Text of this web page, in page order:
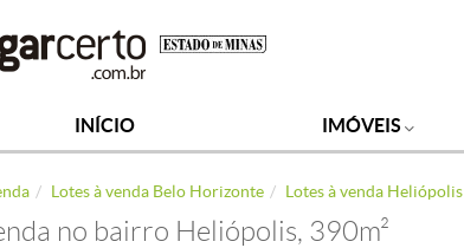
INÍCIO IMÓVEIS
Lotes à venda Belo Horizonte Lotes à venda Heliópolis
no bairro Heliópolis, 390m²